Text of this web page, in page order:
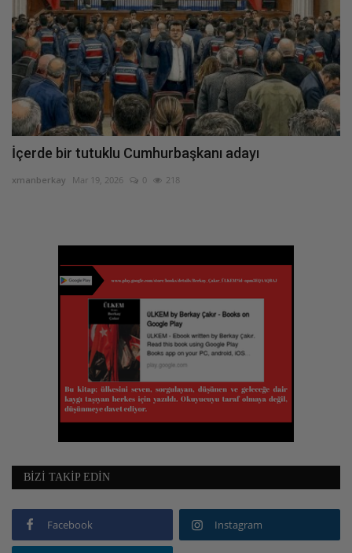
İçerde bir tutuklu Cumhurbaşkanı adayı
xmanberkay Mar 19, 2026 0 218
BIZI TAKIP EDIN
Facebook Instagram